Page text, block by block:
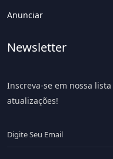
Anunciar
Newsletter
Inscreva-se em nossa
atualizações!